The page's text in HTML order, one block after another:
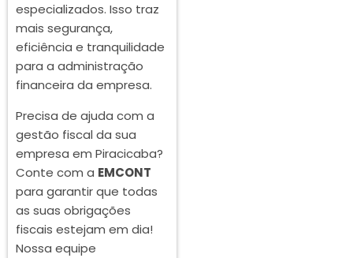
especializados. Isso traz
mais segurança,
eficiência e tranquilidade
para a administração
financeira da empresa.
Precisa de ajuda com a
gestão fiscal da sua
empresa em Piracicaba?
Conte com a EMCONT
para garantir que todas
as suas obrigações
fiscais estejam em dia!
Nossa equipe